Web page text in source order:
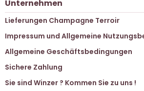
Unternehmen
Lieferungen Champagne Terroir
Impressum und Allgemeine
Allgemeine Geschäftsbedingungen
Sichere Zahlung
Sie sind Winzer ? Kommen Sie zu uns !